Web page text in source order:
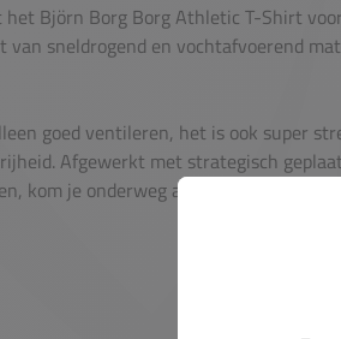
Björn Borg Borg Athletic T-Shirt
sneldrogend en vochtafvoerend
goed ventileren, het is ook super
Afgewerkt met strategisch
kom je onderweg aan comfort niets